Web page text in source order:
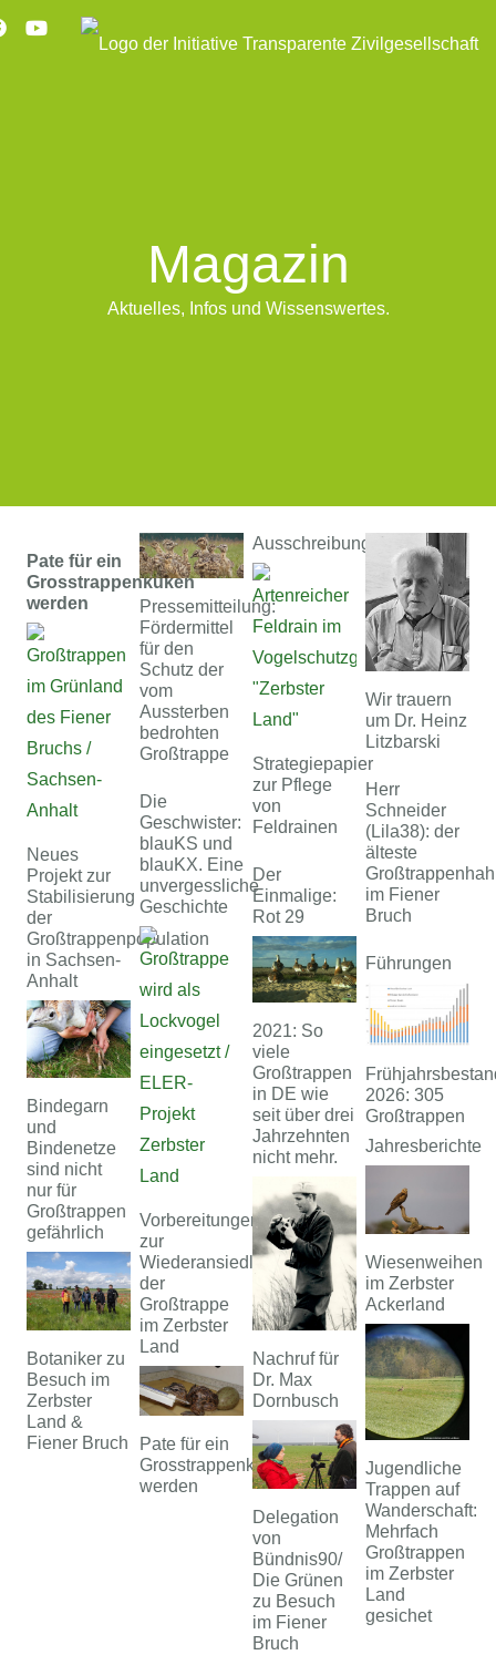
Magazin
Aktuelles, Infos und Wissenswertes.
Pate für ein
Grosstrappenküken
werden
Pressemitteilung:
Fördermittel
für den
Schutz der
vom
Aussterben
bedrohten
Großtrappe
Ausschreibung
Wir trauern
um Dr. Heinz
Litzbarski
Strategiepapier
zur Pflege
von
Feldrainen
Neues
Projekt zur
Stabilisierung
der
Großtrappenpopulation
in Sachsen-
Anhalt
Herr
Schneider
(Lila38): der
älteste
im Fiener
Bruch
Die
Geschwister:
blauKS und
blauKX. Eine
unvergessliche
Geschichte
Der
Einmalige:
Rot 29
Vorbereitungen
zur
Wiederansiedlung
der
Großtrappe
im Zerbster
Land
Führungen
2021: So
viele
Großtrappen
in DE wie
seit über drei
Jahrzehnten
nicht mehr.
2026: 305
Großtrappen
Bindegarn
und
Bindenetze
sind nicht
nur für
Großtrappen
gefährlich
Jahresberichte
Wiesenweihen
im Zerbster
Ackerland
Nachruf für
Dr. Max
Dornbusch
Botaniker zu
Besuch im
Zerbster
Land &
Fiener Bruch
Jugendliche
Trappen auf
Wanderschaft:
Mehrfach
Großtrappen
im Zerbster
Land
gesichet
Pate für ein
Grosstrappenküken
werden
Delegation
von
Bündnis90/
Die Grünen
zu Besuch
im Fiener
Bruch